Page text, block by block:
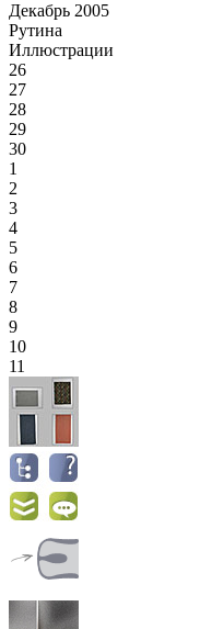
Декабрь 2005
Рутина
Иллюстрации
26
27
28
29
30
1
2
3
4
5
6
7
8
9
10
11